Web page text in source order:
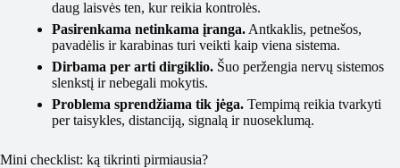
daug laisvės ten, kur reikia kontrolės.
Pasirenkama netinkama įranga. Antkaklis, petnešos,
pavadėlis ir karabinas turi veikti kaip viena sistema.
Dirbama per arti dirgiklio. Šuo peržengia nervų sistemos
slenkstį ir nebegali mokytis.
Problema sprendžiama tik jėga. Tempimą reikia tvarkyti
per taisykles, distanciją, signalą ir nuoseklumą.
Mini checklist: ką tikrinti pirmiausia?